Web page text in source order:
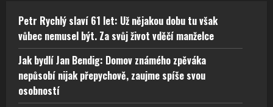
Petr Rychlý slaví 61 let: Už nějakou dobu tu však
vůbec nemusel být. Za svůj život vděčí manželce
Jak bydlí Jan Bendig: Domov známého zpěváka
nepůsobí nijak přepychově, zaujme spíše svou
osobností